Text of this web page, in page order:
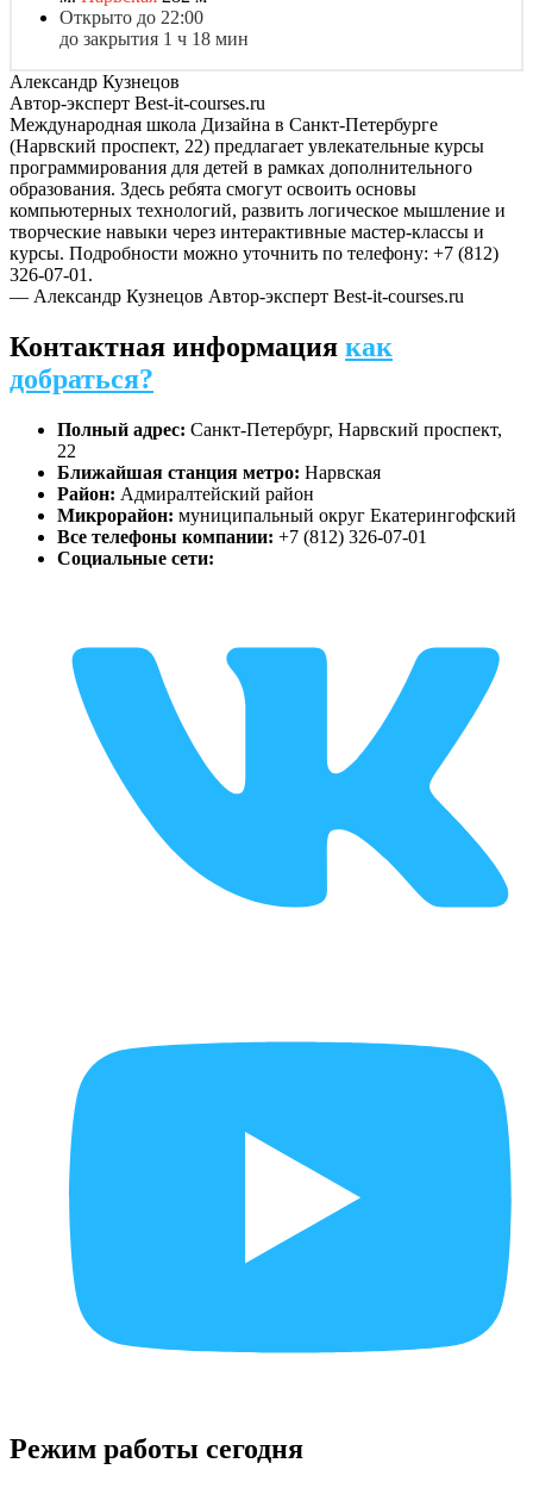
Открыто до 22:00
до закрытия 1 ч 18 мин
Александр Кузнецов
Автор-эксперт Best-it-courses.ru
Международная школа Дизайна в Санкт-Петербурге
(Нарвский проспект, 22) предлагает увлекательные курсы
программирования для детей в рамках дополнительного
образования. Здесь ребята смогут освоить основы
компьютерных технологий, развить логическое мышление и
творческие навыки через интерактивные мастер-классы и
курсы. Подробности можно уточнить по телефону: +7 (812)
326-07-01.
— Александр Кузнецов Автор-эксперт Best-it-courses.ru
Контактная информация как
добраться?
Полный адрес: Санкт-Петербург, Нарвский проспект,
22
Ближайшая станция метро: Нарвская
Район: Адмиралтейский район
Микрорайон: муниципальный округ Екатерингофский
Все телефоны компании: +7 (812) 326-07-01
Социальные сети:
Режим работы сегодня